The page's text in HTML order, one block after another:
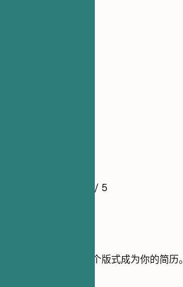
/ 5
添加你的经历，让这个版式成为你的简历。